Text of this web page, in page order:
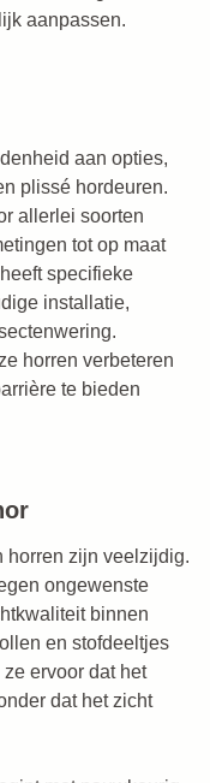
aanpassen.
aan opties,
plissé hordeuren.
allerlei soorten
tot op maat
specifieke
installatie,
horren verbeteren
te bieden
horren zijn veelzijdig.
ongewenste
binnen
en stofdeeltjes
ervoor dat het
dat het zicht